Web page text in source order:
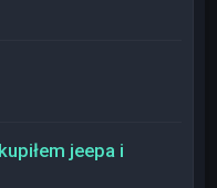
jeepa i